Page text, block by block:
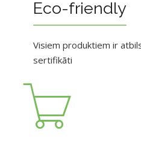
Eco-friendly
Visiem produktiem ir
sertifikāti